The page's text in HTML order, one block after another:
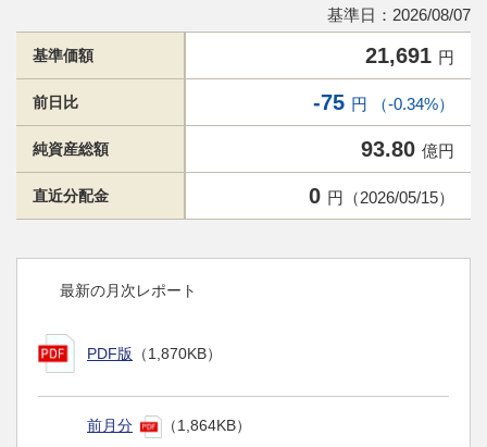
基準日：2026/08/07
基準価額 21,691 円
前日比 -75 円 （-0.34%）
純資産総額 93.80 億円
直近分配金 0 円（2026/05/15）
最新の月次レポート
PDF版 （1,870KB）
前月分 （1,864KB）